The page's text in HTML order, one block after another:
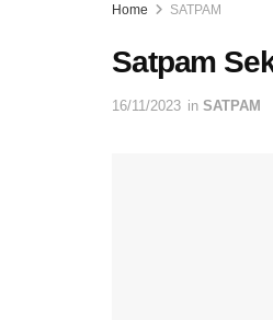
Home SATPAM
Satpam
16/11/2023 in SATPAM